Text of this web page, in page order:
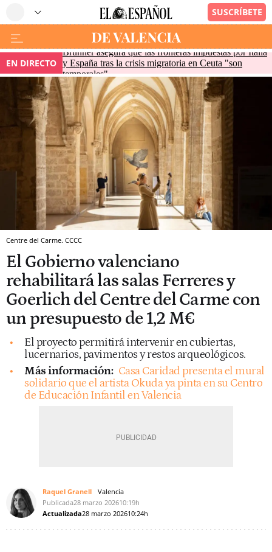
EN DIRECTO
Brunner asegura que las fronteras impuestas por Italia
y España tras la crisis migratoria en Ceuta "son
temporales"
Centre del Carme. CCCC
El Gobierno valenciano
rehabilitará las salas Ferreres y
Goerlich del Centre del Carme con
un presupuesto de 1,2 M€
El proyecto permitirá intervenir en cubiertas,
lucernarios, pavimentos y restos arqueológicos.
Más información: Casa Caridad presenta el mural
solidario que el artista Okuda ya pinta en su Centro
de Educación Infantil en Valencia
Raquel Granell
Valencia
Publicada28 marzo 202610:19h
Actualizada28 marzo 202610:24h